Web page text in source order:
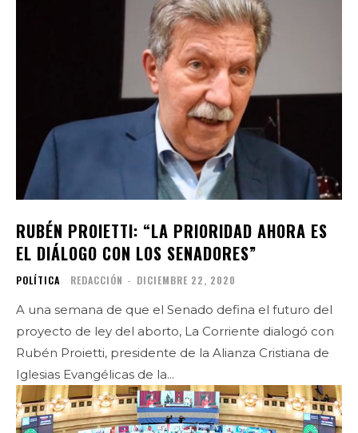
RUBÉN PROIETTI: “LA PRIORIDAD AHORA ES
EL DIÁLOGO CON LOS SENADORES”
POLÍTICA REDACCIÓN - DICIEMBRE 22, 2020
A una semana de que el Senado defina el futuro del
proyecto de ley del aborto, La Corriente dialogó con
Rubén Proietti, presidente de la Alianza Cristiana de
Iglesias Evangélicas de la...